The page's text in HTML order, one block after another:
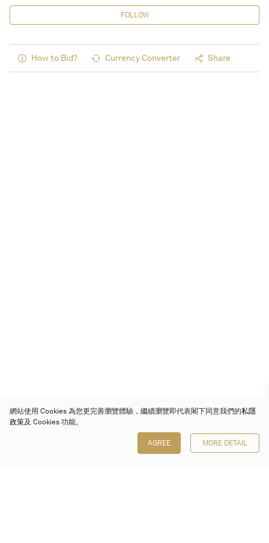
FOLLOW
How to Bid? Currency Converter Share
網站使用 Cookies 為您更完善瀏覽體驗，繼續瀏覽即代表閣下同意我們的私隱
政策及 Cookies 功能。
AGREE MORE DETAIL